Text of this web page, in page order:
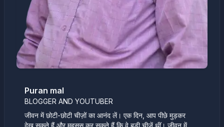
Puran mal
BLOGGER AND YOUTUBER
जीवन में छोटी-छोटी चीज़ों का आनंद लें। एक दिन, आप पीछे मुड़कर
देख सकते हैं और महसूस कर सकते हैं कि वे बड़ी चीज़ें थीं। जीवन में